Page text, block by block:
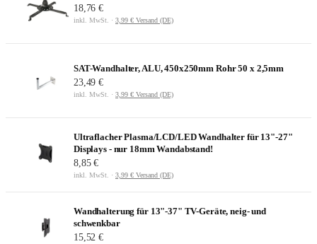
18,76 €
inkl. MwSt. · 3,99 € Versand (DE)
SAT-Wandhalter, ALU, 450x250mm Rohr 50 x 2,5mm
23,49 €
inkl. MwSt. · 3,99 € Versand (DE)
Ultraflacher Plasma/LCD/LED Wandhalter für 13"-27"
Displays - nur 18mm Wandabstand!
8,85 €
inkl. MwSt. · 3,99 € Versand (DE)
Wandhalterung für 13"-37" TV-Geräte, neig- und
schwenkbar
15,52 €